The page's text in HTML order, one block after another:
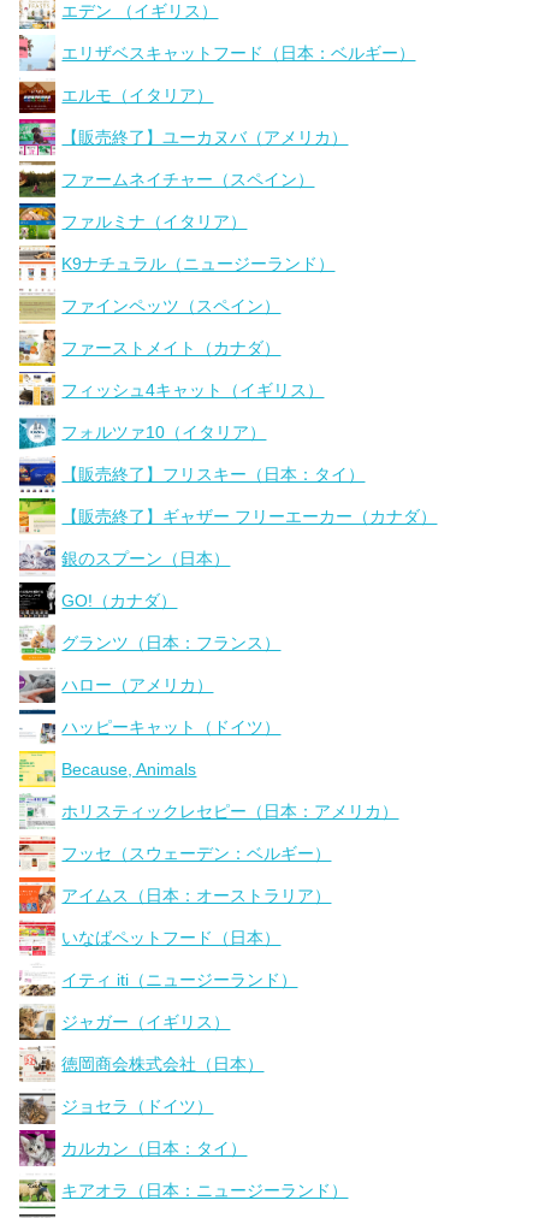
エデン （イギリス）
エリザベスキャットフード（日本：ベルギー）
エルモ（イタリア）
【販売終了】ユーカヌバ（アメリカ）
ファームネイチャー（スペイン）
ファルミナ（イタリア）
K9ナチュラル（ニュージーランド）
ファインペッツ（スペイン）
ファーストメイト（カナダ）
フィッシュ4キャット（イギリス）
フォルツァ10（イタリア）
【販売終了】フリスキー（日本：タイ）
【販売終了】ギャザー フリーエーカー（カナダ）
銀のスプーン（日本）
GO!（カナダ）
グランツ（日本：フランス）
ハロー（アメリカ）
ハッピーキャット（ドイツ）
Because, Animals
ホリスティックレセピー（日本：アメリカ）
フッセ（スウェーデン：ベルギー）
アイムス（日本：オーストラリア）
いなばペットフード（日本）
イティ iti（ニュージーランド）
ジャガー（イギリス）
徳岡商会株式会社（日本）
ジョセラ（ドイツ）
カルカン（日本：タイ）
キアオラ（日本：ニュージーランド）